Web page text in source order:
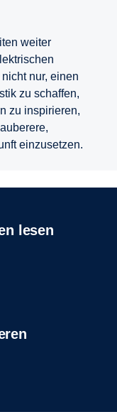
weiter
nur, einen
zu schaffen,
zu inspirieren,
einzusetzen.
lesen